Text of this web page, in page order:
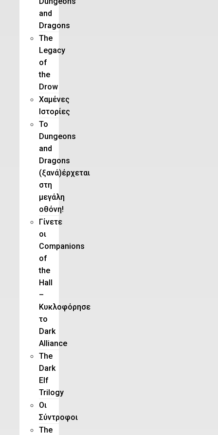
and
Dragons
The
Legacy
of
the
Drow
Χαμένες
Ιστορίες
Το
Dungeons
and
Dragons
(ξανά)έρχεται
στη
μεγάλη
οθόνη!
Γίνετε
οι
Companions
of
the
Hall
–
Κυκλοφόρησε
το
Dark
Alliance
The
Dark
Elf
Trilogy
Οι
Σύντροφοι
The